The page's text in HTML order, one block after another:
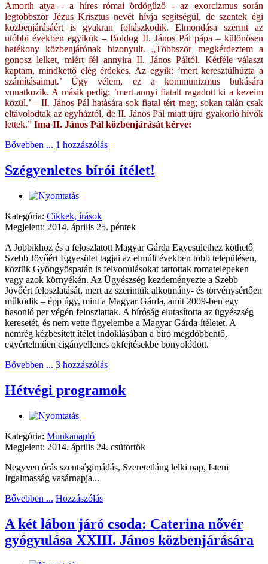
Amorth atya - a híres római ördögűző - az exorcizmus során
legtöbbször Jézus Krisztus nevét hívja segítségül, de szentek égi
közbenjárásáért is gyakran fohászkodik. Elmondása szerint az
utóbbi években egyikük – Boldog II. János Pál pápa – különösen
hatékony közbenjárónak bizonyult. „Többször megkérdeztem a
gonosz lelket, miért fél annyira II. János Páltól. Kétféle választ
kaptam, mindkettő elég érdekes. Az egyik: ’mert keresztülhúzta a
számításaimat.’ Úgy vélem, ez a kommunizmus bukására
vonatkozik. A másik pedig: ’mert annyi fiatalt ragadott ki a kezeim
közül.’ – II. János Pál hatására sok fiatal tért meg; sokan talán csak
eltávolodtak az egyháztól, de II. János Pál miatt újra gyakorló hívők
lettek.” Ima II. János Pál közbenjárását kérve:
Bővebben ... 1 hozzászólás
Szégyenletes bírói ítélet!
Kategória: Cikkek, írások
Megjelent: 2014. április 25. péntek
A Jobbikhoz és a feloszlatott Magyar Gárda Egyesülethez köthető
Szebb Jövőért Egyesület tagjai az elmúlt években több településen,
köztük Gyöngyöspatán is felvonulásokat tartottak romatelepeken
vagy azok környékén. Az Ügyészség kezdeményezte a Szebb
Jövőért feloszlatását, mert az szerintük alkotmány- és törvénysértően
működik – épp úgy, mint a Magyar Gárda, amit 2009-ben egy
hasonló per végén feloszlattak. A bíróság elutasította az ügyészség
keresetét, és nem vette figyelembe a Magyar Gárda-ítéletet. A
nemrég kézbesített ítélet indoklásában a bíró megdöbbentő,
egyértelműen cigányellenes okfejtésekbe bonyolódott.
Bővebben ... 3 hozzászólás
Hétvégi programok
Kategória: Munkanapló
Megjelent: 2014. április 24. csütörtök
Negyven órás szentségimádás, Szeretetláng lelki nap, Isteni
Irgalmasság vasárnapja...
Bővebben ... Hozzászólás
A két lábon járó csoda: Caterina nővér
gyógyulása XXIII. János közbenjárására